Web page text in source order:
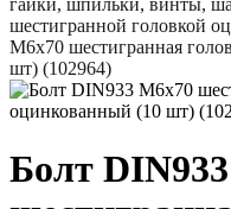
гайки, шпильки, винты,
шестигранной головкой
М6х70 шестигранная
шт) (102964)
Болт